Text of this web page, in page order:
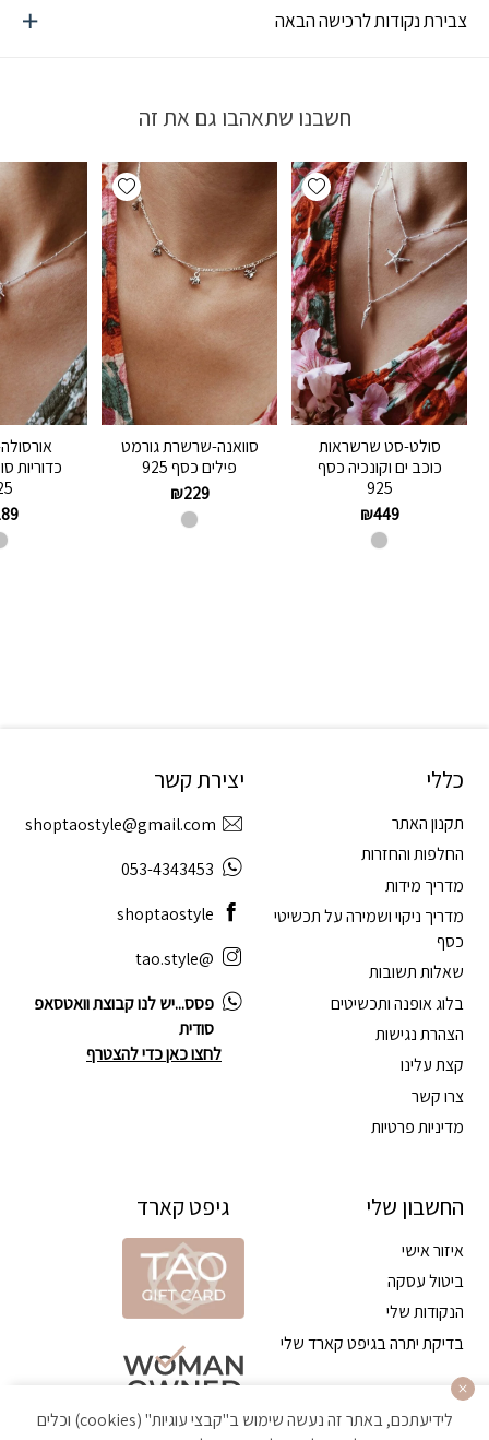
צבירת נקודות לרכישה הבאה
חשבנו שתאהבו גם את זה
Add wishlist
סולט-סט שרשראות
כוכב ים וקונכיה כסף
925
₪449
Add wishlist
סוואנה-שרשרת גורמט
פילים כסף 925
₪229
כדוריות
כללי
תקנון האתר
החלפות והחזרות
מדריך מידות
מדריך ניקוי ושמירה על תכשיטי
כסף
שאלות תשובות
בלוג אופנה ותכשיטים
הצהרת נגישות
קצת עלינו
צרו קשר
מדיניות פרטיות
החשבון שלי
איזור אישי
ביטול עסקה
הנקודות שלי
בדיקת יתרה בגיפט קארד שלי
יצירת קשר
shoptaostyle@gmail.com
053-4343453
shoptaostyle
@tao.style
פסס...יש לנו קבוצת וואטסאפ
סודית
לחצו כאן כדי להצטרף
גיפט קארד
לידיעתכם, באתר זה נעשה שימוש ב"קבצי עוגיות" (cookies) וכלים